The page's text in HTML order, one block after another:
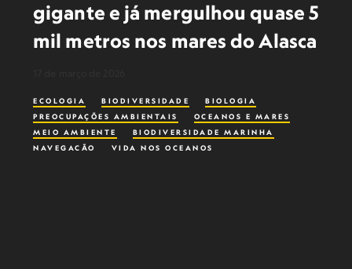
gigante e já mergulhou quase 5
mil metros nos mares do Alasca
ECOLOGIA BIODIVERSIDADE
BIOLOGIA
PREOCUPAÇÕES AMBIENTAIS
OCEANOS E MARES
MEIO AMBIENTE
BIODIVERSIDADE MARINHA
NAVEGAÇÃO
VIDA NOS OCEANOS